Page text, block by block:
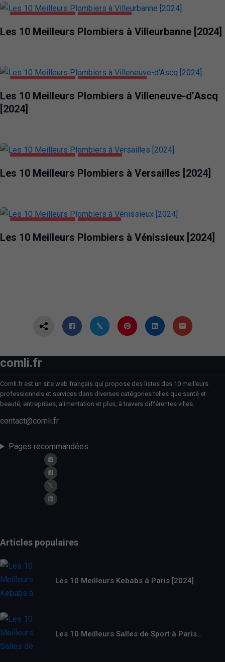
Les 10 Meilleurs Plombiers à Villeurbanne [2024]
Les 10 Meilleurs Plombiers à Villeneuve-d’Ascq
[2024]
Les 10 Meilleurs Plombiers à Versailles [2024]
Les 10 Meilleurs Plombiers à Vénissieux [2024]
comli.fr
Comli.fr est un site web français qui propose des listes des 10 meilleurs
professionnels et services dans diverses catégories telles que santé et
beauté, entreprises, alimentation et plus, à travers différentes villes.
contact@comli.fr
Pages recommandées
Articles populaires
Les 10 Meilleurs Kebabs à Paris [2024]
Les 10 Meilleurs Salles de Sport à Paris…